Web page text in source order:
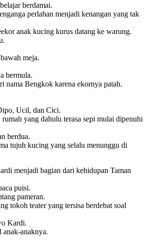
berdamai.
perlahan menjadi kenangan yang tak
anak kucing kurus datang ke warung.
meja.
bermula.
nama Bengkok karena ekornya patah.
Ucil, dan Cici.
rumah yang dahulu terasa sepi mulai dipenuhi
berdua.
tujuh kucing yang selalu menunggu di
menjadi bagian dari kehidupan Taman
puisi.
pameran.
tokoh teater yang tersisa berdebat soal
Kardi.
anak-anaknya.